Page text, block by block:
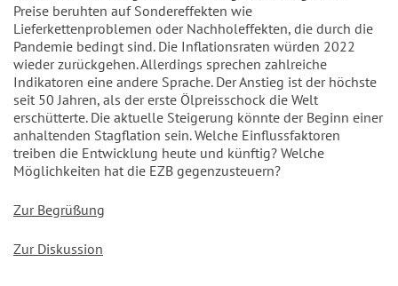
Preise beruhten auf Sondereffekten wie
Lieferkettenproblemen oder Nachholeffekten, die durch die
Pandemie bedingt sind. Die Inflationsraten würden 2022
wieder zurückgehen. Allerdings sprechen zahlreiche
Indikatoren eine andere Sprache. Der Anstieg ist der höchste
seit 50 Jahren, als der erste Ölpreisschock die Welt
erschütterte. Die aktuelle Steigerung könnte der Beginn einer
anhaltenden Stagflation sein. Welche Einflussfaktoren
treiben die Entwicklung heute und künftig? Welche
Möglichkeiten hat die EZB gegenzusteuern?
Zur Begrüßung
Zur Diskussion